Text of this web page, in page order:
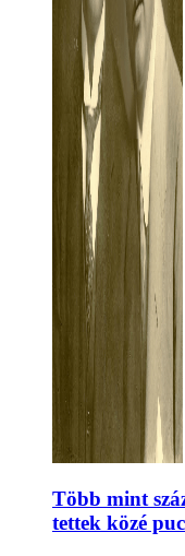
Több mint
tettek közé